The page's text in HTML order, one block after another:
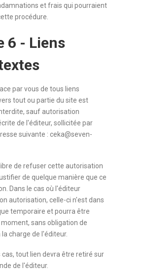
et frais qui pourraient
procédure.
6 - Liens
par vous de tous liens
tout ou partie du site est
sauf autorisation
de l'éditeur, sollicitée par
suivante : ceka@seven-
de refuser cette autorisation
de quelque manière que ce
Dans le cas où l'éditeur
autorisation, celle-ci n'est dans
temporaire et pourra être
sans obligation de
charge de l'éditeur.
cas, tout lien devra être retiré sur
de l'éditeur.